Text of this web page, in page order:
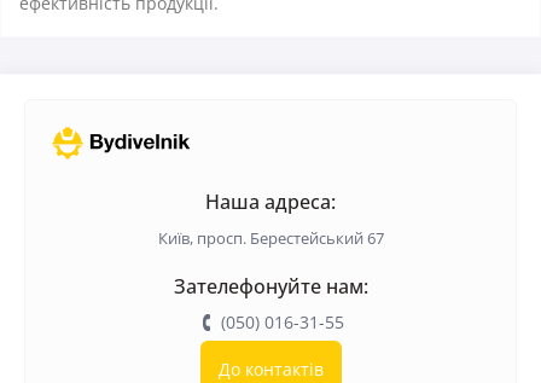
Наша адреса:
Київ, просп. Берестейський 67
Зателефонуйте нам:
(050) 016-31-55
До контактів